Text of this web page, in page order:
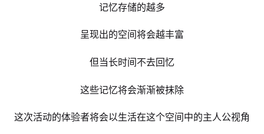
记忆存储的越多
呈现出的空间将会越丰富
但当长时间不去回忆
这些记忆将会渐渐被抹除
这次活动的体验者将会以生活在这个空间中的主人公视角